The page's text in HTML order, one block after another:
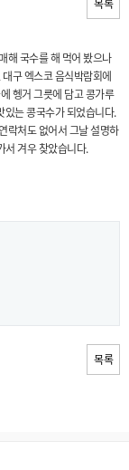
목록
해 국수를 해 먹어 봤으나
구 엑스코 음식박람회에
헹거 그릇에 담고 콩가루
있는 콩국수가 되었습니다.
락처도 없어서 그날 설명하
서 겨우 찾았습니다.
목록